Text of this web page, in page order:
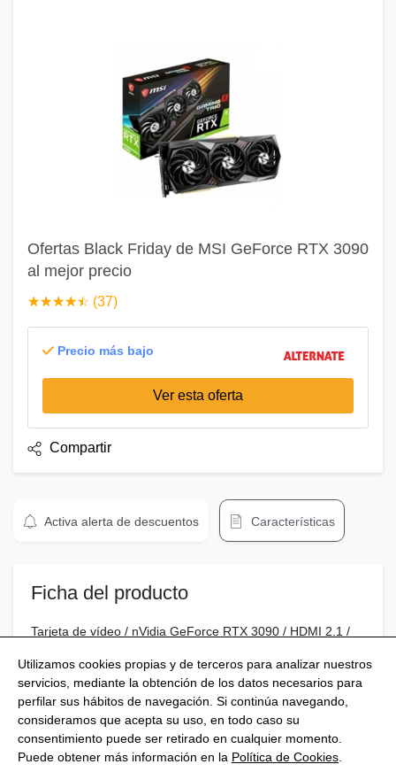
Ofertas Black Friday de MSI GeForce RTX 3090
al mejor precio
☆☆☆☆☆
★★★★★ (37)
Precio más bajo
Ver esta oferta
Compartir
Activa alerta de descuentos Características
Ficha del producto
Tarjeta de vídeo / nVidia GeForce RTX 3090 / HDMI 2.1 /
Utilizamos cookies propias y de terceros para analizar nuestros
servicios, mediante la obtención de los datos necesarios para
perfilar sus hábitos de navegación. Si continúa navegando,
consideramos que acepta su uso, en todo caso su
consentimiento puede ser retirado en cualquier momento.
Puede obtener más información en la Política de Cookies